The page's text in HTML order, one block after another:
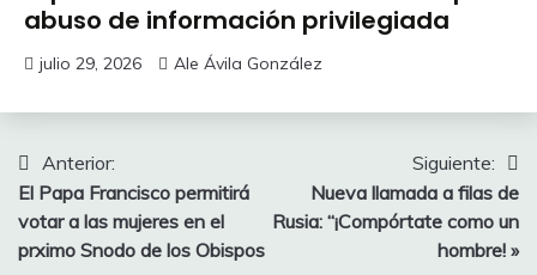
abuso de información privilegiada
julio 29, 2026 Ale Ávila González
Navegación
de
entradas
Anterior:
El Papa Francisco permitirá
votar a las mujeres en el
prximo Snodo de los Obispos
Siguiente:
Nueva llamada a filas de
Rusia: “¡Compórtate como un
hombre! »